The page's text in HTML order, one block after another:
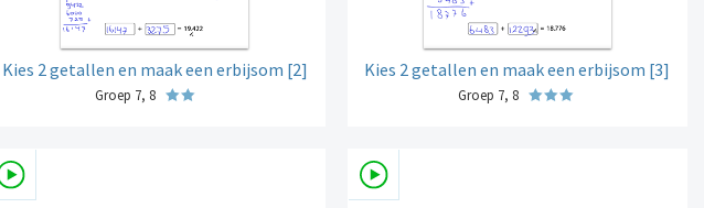
Kies 2 getallen en maak een erbijsom [2]
Groep 7, 8
Kies 2 getallen en maak een erbijsom [3]
Groep 7, 8